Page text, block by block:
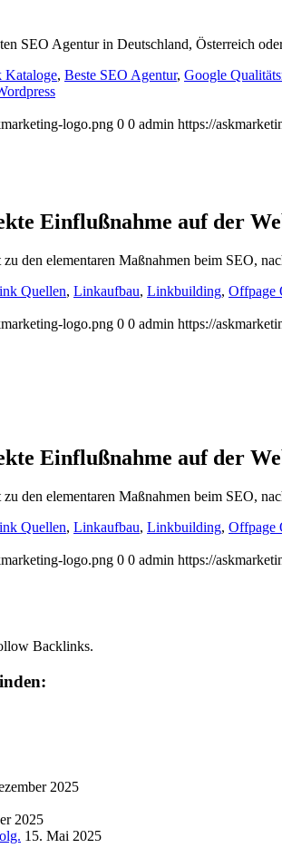
SEO Agentur in Deutschland, Österreich
Kataloge, Beste SEO Agentur, Google
logo.png 0 0 admin https://
Einflußnahme auf der
den elementaren Maßnahmen beim SEO,
Quellen, Linkaufbau, Linkbuilding, Offpage
logo.png 0 0 admin https://
Einflußnahme auf der
den elementaren Maßnahmen beim SEO,
Quellen, Linkaufbau, Linkbuilding, Offpage
logo.png 0 0 admin https://
Backlinks.
2025
2025
15. Mai 2025